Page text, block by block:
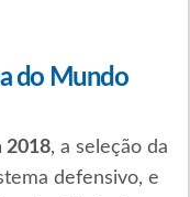
do Mundo
2018, a seleção da
defensivo, e